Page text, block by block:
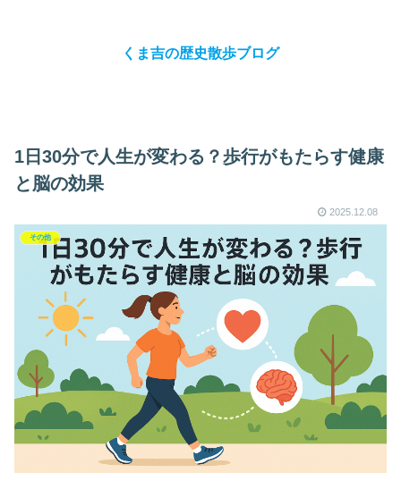
くま吉の歴史散歩ブログ
1日30分で人生が変わる？歩行がもたらす健康
と脳の効果
2025.12.08
その他